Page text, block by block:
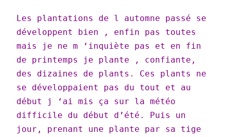
Les plantations de l automne passé se
développent bien , enfin pas toutes
mais je ne m ‘inquiète pas et en fin
de printemps je plante , confiante,
des dizaines de plants. Ces plants ne
se développaient pas du tout et au
début j ‘ai mis ça sur la météo
difficile du début d’été. Puis un
jour, prenant une plante par sa tige